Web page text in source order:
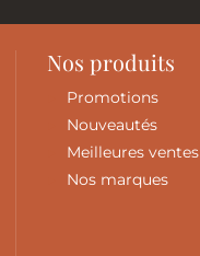
Nos produits
Promotions
Nouveautés
Meilleures ventes
Nos marques